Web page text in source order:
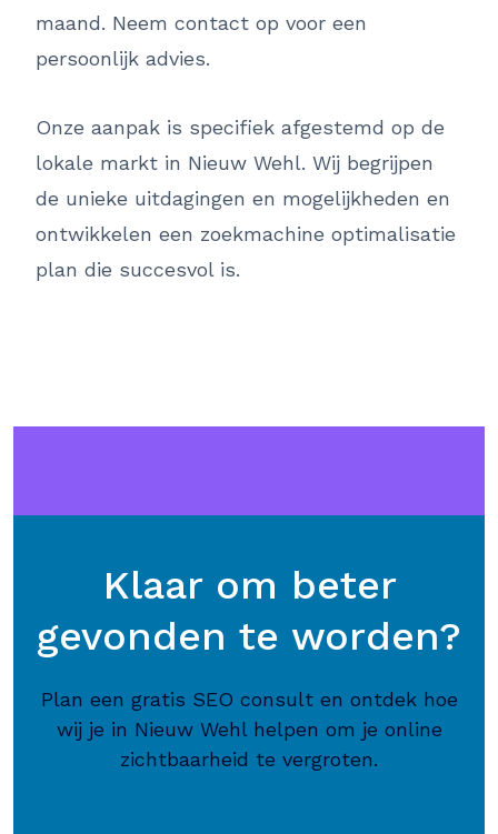
maand. Neem contact op voor een
persoonlijk advies.
Onze aanpak is specifiek afgestemd op de
lokale markt in Nieuw Wehl. Wij begrijpen
de unieke uitdagingen en mogelijkheden en
ontwikkelen een zoekmachine optimalisatie
plan die succesvol is.
Klaar om beter
gevonden te worden?
Plan een gratis SEO consult en ontdek hoe
wij je in Nieuw Wehl helpen om je online
zichtbaarheid te vergroten.